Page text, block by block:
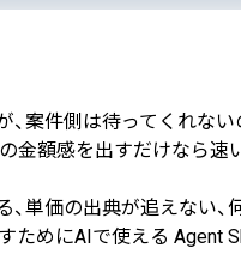
2026/
案件側は待ってくれな
の金額感を出すだけなら
単価の出典が追えない、
ためにAIで使える Agent